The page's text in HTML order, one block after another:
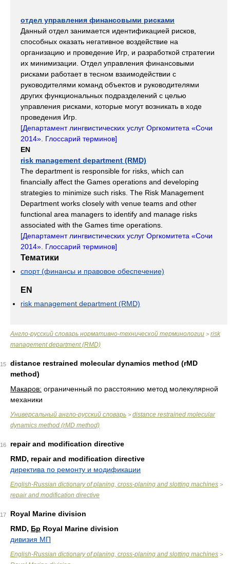
отдел управления финансовыми рисками
Данный отдел занимается идентификацией рисков,
способных оказать негативное воздействие на
организацию и проведение Игр, и разработкой стратегии
их минимизации. Отдел управления финансовыми
рисками работает в тесном взаимодействии с
руководителями команд объектов и руководителями
других функциональных подразделений с целью
управления рисками, которые могут возникать в ходе
проведения Игр.
[Департамент лингвистических услуг Оргкомитета «Сочи
2014». Глоссарий терминов]
EN
risk management department (RMD)
The department is responsible for risks, which can
financially affect the Games operations and developing
strategies to minimize such risks. The Risk Management
Department works closely with venue teams and other
functional area managers to identify and manage risks
associated with the Games time operations.
[Департамент лингвистических услуг Оргкомитета «Сочи
2014». Глоссарий терминов]
Тематики
спорт (финансы и правовое обеспечение)
EN
risk management department (RMD)
Англо-русский словарь нормативно-технической терминологии > risk
management department (RMD)
15
distance restrained molecular dynamics method (rMD
method)
Макаров: ограниченный по расстоянию метод молекулярной
механики
Универсальный англо-русский словарь > distance restrained molecular
dynamics method (rMD method)
16
repair and modification directive
RMD, repair and modification directive
директива по ремонту и модификации
English-Russian dictionary of planing, cross-planing and slotting machines >
repair and modification directive
17
Royal Marine division
RMD, Бр Royal Marine division
дивизия МП
English-Russian dictionary of planing, cross-planing and slotting machines >